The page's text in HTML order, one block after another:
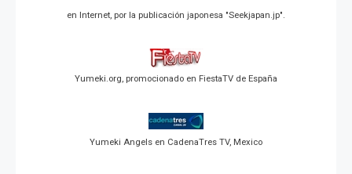
en Internet, por la publicación japonesa "Seekjapan.jp".
Yumeki.org, promocionado en FiestaTV de España
Yumeki Angels en CadenaTres TV, Mexico